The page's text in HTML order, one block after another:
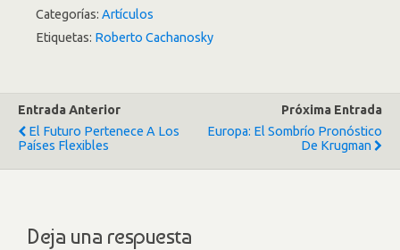
Categorías: Artículos
Etiquetas: Roberto Cachanosky
Entrada Anterior
El Futuro Pertenece A Los
Países Flexibles
Próxima Entrada
Europa: El Sombrío Pronóstico
De Krugman
Deja una respuesta